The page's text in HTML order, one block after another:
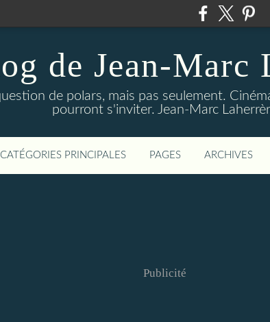
de Jean-Marc
de polars, mais pas seulement.
pourront s'inviter. Jean-Marc
CATÉGORIES PRINCIPALES PAGES ARCHIVES
Publicité